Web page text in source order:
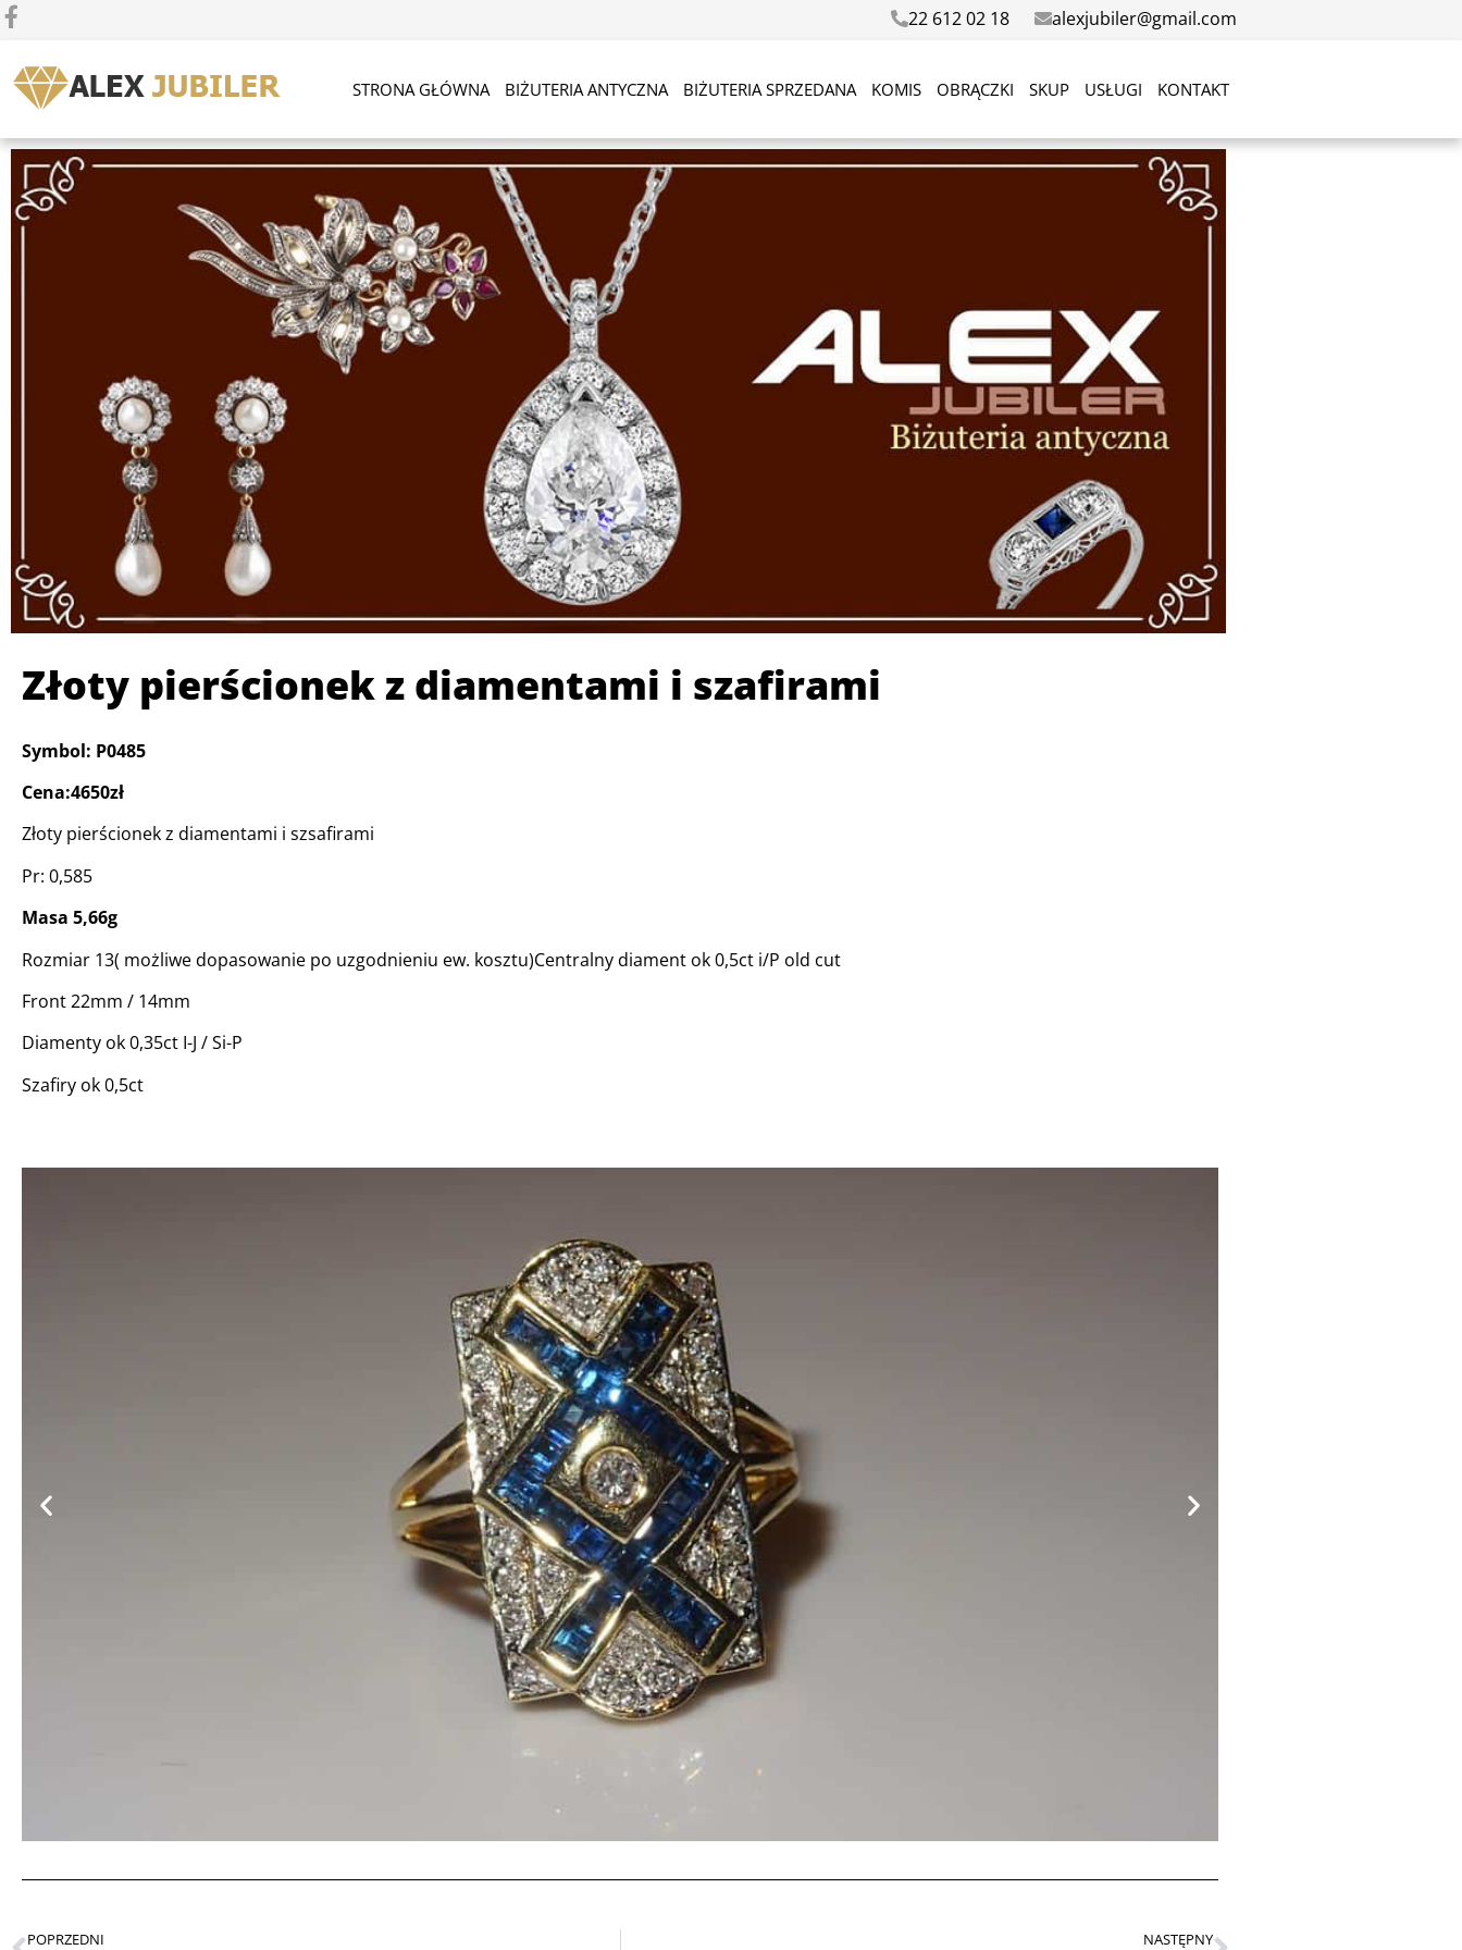
22 612 02 18 alexjubiler@gmail.com
STRONA GŁÓWNA BIŻUTERIA ANTYCZNA BIŻUTERIA SPRZEDANA KOMIS OBRĄCZKI SKUP USŁUGI KONTAKT
Złoty pierścionek z diamentami i szafirami
Symbol: P0485
Cena:4650zł
Złoty pierścionek z diamentami i szsafirami
Pr: 0,585
Masa 5,66g
Rozmiar 13( możliwe dopasowanie po uzgodnieniu ew. kosztu)Centralny diament ok 0,5ct i/P old cut
Front 22mm / 14mm
Diamenty ok 0,35ct I-J / Si-P
Szafiry ok 0,5ct
POPRZEDNI NASTĘPNY